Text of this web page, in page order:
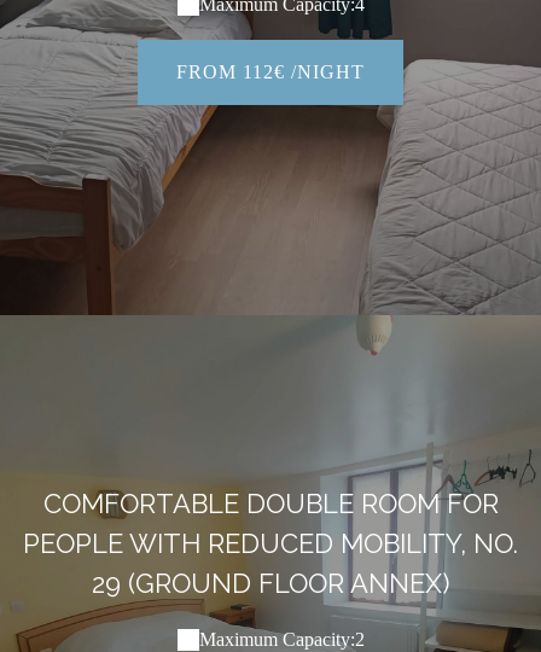
Maximum Capacity:4
FROM 112€ /NIGHT
COMFORTABLE DOUBLE ROOM FOR
PEOPLE WITH REDUCED MOBILITY, NO.
29 (GROUND FLOOR ANNEX)
Maximum Capacity:2